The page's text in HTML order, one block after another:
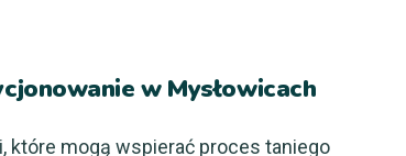
w Mysłowicach
mogą wspierać proces taniego